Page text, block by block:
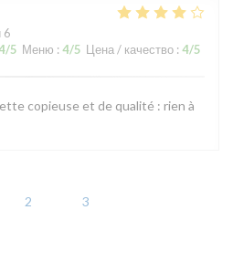
6
/5 Меню : 4/5 Цена / качество : 4/5
copieuse et de qualité : rien à
2 3